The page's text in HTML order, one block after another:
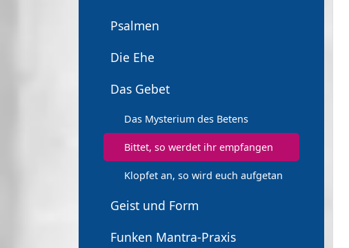
Psalmen
Die Ehe
Das Gebet
Das Mysterium des Betens
Bittet, so werdet ihr empfangen
Klopfet an, so wird euch aufgetan
Geist und Form
Funken Mantra-Praxis